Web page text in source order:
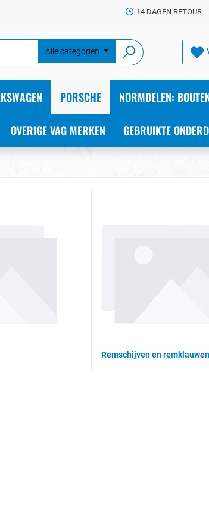
14 DAGEN RETOUR
Alle categorien
PORSCHE NORMDELEN:
OVERIGE VAG MERKEN GEBRUIKTE
Remschijven en